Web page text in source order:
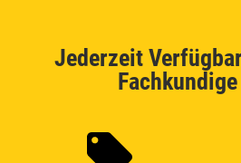
Jederzeit